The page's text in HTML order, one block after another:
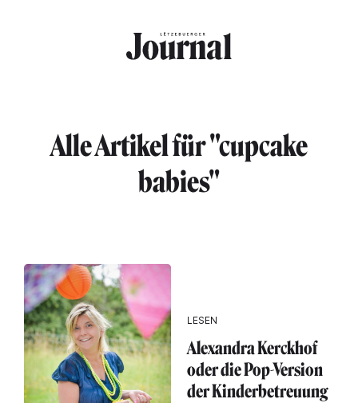
Alle Artikel für "cupcake
babies"
LESEN
Alexandra Kerckhof
oder die Pop-Version
der Kinderbetreuung